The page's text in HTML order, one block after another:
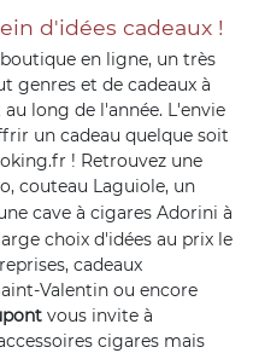
d'idées cadeaux !
en ligne, un très
genres et de cadeaux à
long de l'année. L'envie
un cadeau quelque soit
! Retrouvez une
couteau Laguiole, un
cave à cigares Adorini à
choix d'idées au prix le
cadeaux
Valentin ou encore
vous invite à
cigares mais